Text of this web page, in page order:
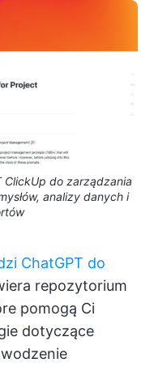
ClickUp do zarządzania
analizy danych i
ChatGPT do
repozytorium
pomogą Ci
dotyczące